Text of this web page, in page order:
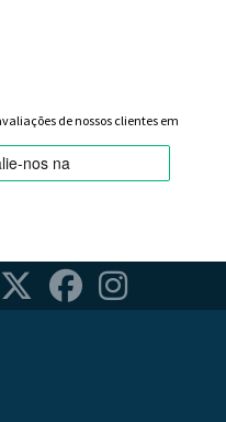
de nossos clientes em